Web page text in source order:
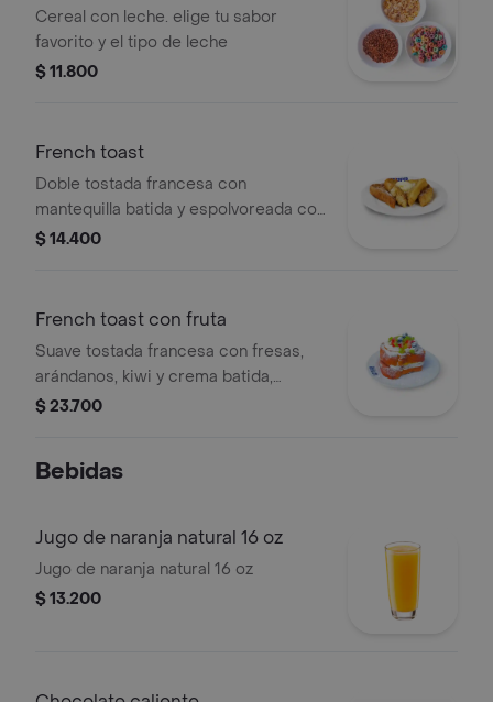
Cereal con leche. elige tu sabor
favorito y el tipo de leche
$ 11.800
French toast
Doble tostada francesa con
mantequilla batida y espolvoreada con
azúcar glass.
$ 14.400
French toast con fruta
Suave tostada francesa con fresas,
arándanos, kiwi y crema batida,
espolvoreada con azúcar glass.
$ 23.700
Bebidas
Jugo de naranja natural 16 oz
Jugo de naranja natural 16 oz
$ 13.200